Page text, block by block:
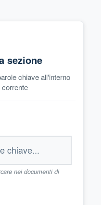
sezione
chiave all'interno
nei documenti di